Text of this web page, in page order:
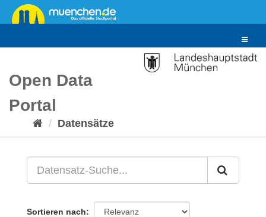
Überspringen
zum
Toggle
Open Data
Portal
Datensätze
Sortieren nach